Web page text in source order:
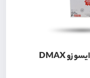
فیلتر گازوئیل وانت ایسوزو DMAX